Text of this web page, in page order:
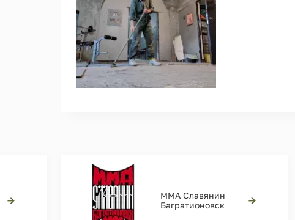
→
ММА Славянин
Багратионовск
→